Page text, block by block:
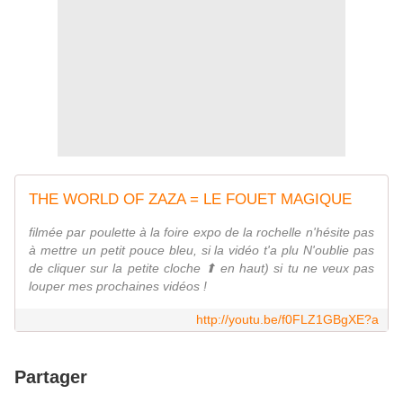
THE WORLD OF ZAZA = LE FOUET MAGIQUE
filmée par poulette à la foire expo de la rochelle n'hésite pas
à mettre un petit pouce bleu, si la vidéo t'a plu N'oublie pas
de cliquer sur la petite cloche ⬆︎ en haut) si tu ne veux pas
louper mes prochaines vidéos !
http://youtu.be/f0FLZ1GBgXE?a
Partager